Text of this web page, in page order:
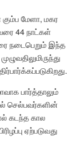
மேளா, மகர
44 நாட்கள்
நடைபெறும் இந்த
பார்த்தாலும்
செல்பவர்களின்
கடந்த கால
ஏற்படுவது